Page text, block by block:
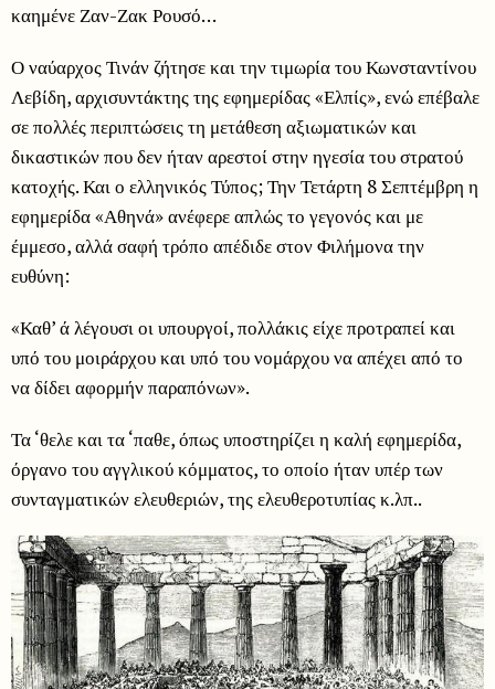
καημένε Ζαν-Ζακ Ρουσό…
Ο ναύαρχος Τινάν ζήτησε και την τιμωρία του Κωνσταντίνου
Λεβίδη, αρχισυντάκτης της εφημερίδας «Ελπίς», ενώ επέβαλε
σε πολλές περιπτώσεις τη μετάθεση αξιωματικών και
δικαστικών που δεν ήταν αρεστοί στην ηγεσία του στρατού
κατοχής. Και ο ελληνικός Τύπος; Την Τετάρτη 8 Σεπτέμβρη η
εφημερίδα «Αθηνά» ανέφερε απλώς το γεγονός και με
έμμεσο, αλλά σαφή τρόπο απέδιδε στον Φιλήμονα την
ευθύνη:
«Καθ’ ά λέγουσι οι υπουργοί, πολλάκις είχε προτραπεί και
υπό του μοιράρχου και υπό του νομάρχου να απέχει από το
να δίδει αφορμήν παραπόνων».
Τα ‘θελε και τα ‘παθε, όπως υποστηρίζει η καλή εφημερίδα,
όργανο του αγγλικού κόμματος, το οποίο ήταν υπέρ των
συνταγματικών ελευθεριών, της ελευθεροτυπίας κ.λπ..